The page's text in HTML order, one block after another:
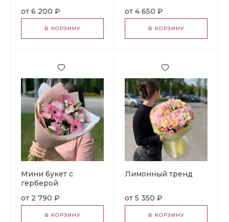
6 200 ₽
В КОРЗИНУ
4 650 ₽
В КОРЗИНУ
Мини букет с
герберой
2 790 ₽
В КОРЗИНУ
Лимонный тренд
5 350 ₽
В КОРЗИНУ